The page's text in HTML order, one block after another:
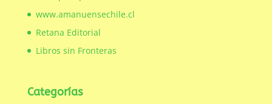
www.amanuensechile.cl
Retana Editorial
Libros sin Fronteras
Categorías